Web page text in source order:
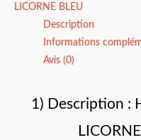
LICORNE BLEU
Description
Informations
Avis (0)
1) Description :